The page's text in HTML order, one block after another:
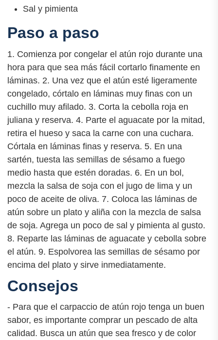
Sal y pimienta
Paso a paso
1. Comienza por congelar el atún rojo durante una
hora para que sea más fácil cortarlo finamente en
láminas. 2. Una vez que el atún esté ligeramente
congelado, córtalo en láminas muy finas con un
cuchillo muy afilado. 3. Corta la cebolla roja en
juliana y reserva. 4. Parte el aguacate por la mitad,
retira el hueso y saca la carne con una cuchara.
Córtala en láminas finas y reserva. 5. En una
sartén, tuesta las semillas de sésamo a fuego
medio hasta que estén doradas. 6. En un bol,
mezcla la salsa de soja con el jugo de lima y un
poco de aceite de oliva. 7. Coloca las láminas de
atún sobre un plato y aliña con la mezcla de salsa
de soja. Agrega un poco de sal y pimienta al gusto.
8. Reparte las láminas de aguacate y cebolla sobre
el atún. 9. Espolvorea las semillas de sésamo por
encima del plato y sirve inmediatamente.
Consejos
- Para que el carpaccio de atún rojo tenga un buen
sabor, es importante comprar un pescado de alta
calidad. Busca un atún que sea fresco y de color